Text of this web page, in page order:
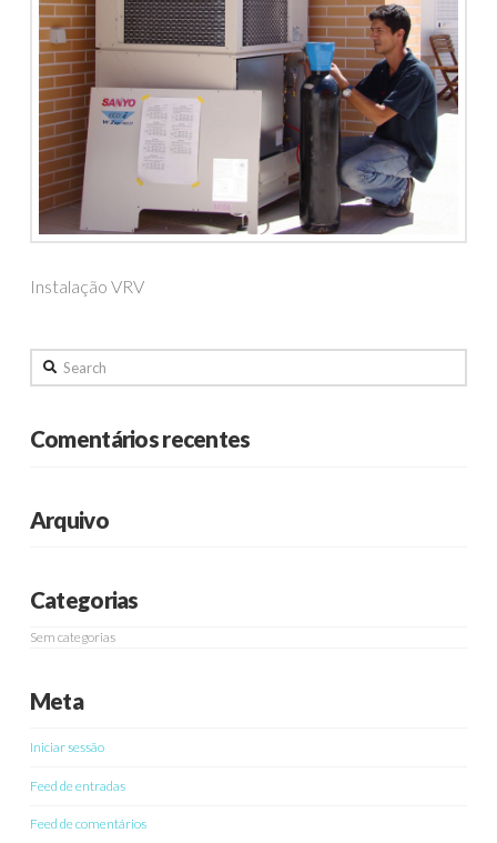
Instalação VRV
Search
Comentários recentes
Arquivo
Categorias
Sem categorias
Meta
Iniciar sessão
Feed de entradas
Feed de comentários